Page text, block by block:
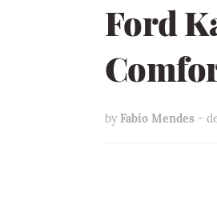
Ford
by Fabio Mendes -